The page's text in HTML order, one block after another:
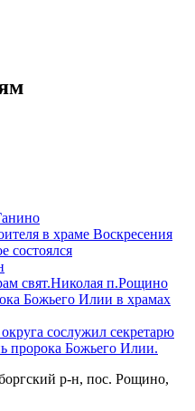
в храме Воскресения
состоялся
свят.Николая п.Рощино
Божьего Илии в храмах
сослужил секретарю
пророка Божьего Илии.
р-н, пос. Рощино,